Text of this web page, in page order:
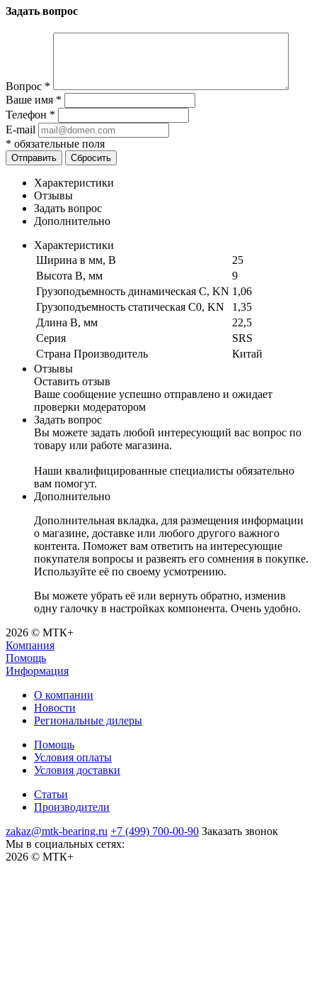
Задать вопрос
Вопрос *
Ваше имя *
Телефон *
E-mail
* обязательные поля
Отправить Сбросить
Характеристики
Отзывы
Задать вопрос
Дополнительно
Характеристики
Ширина в мм, B
25
Высота B, мм
9
Грузоподъемность динамическая C, KN 1,06
Грузоподъемность статическая C0, KN
1,35
Длина B, мм
22,5
Серия
SRS
Страна Производитель
Китай
Отзывы
Оставить отзыв
Ваше сообщение успешно отправлено и ожидает
проверки модератором
Задать вопрос
Вы можете задать любой интересующий вас вопрос по
товару или работе магазина.
Наши квалифицированные специалисты обязательно
вам помогут.
Дополнительно
Дополнительная вкладка, для размещения информации
о магазине, доставке или любого другого важного
контента. Поможет вам ответить на интересующие
покупателя вопросы и развеять его сомнения в покупке.
Используйте её по своему усмотрению.
Вы можете убрать её или вернуть обратно, изменив
одну галочку в настройках компонента. Очень удобно.
2026 © МТК+
Компания
Помощь
Информация
О компании
Новости
Региональные дилеры
Помощь
Условия оплаты
Условия доставки
Статьи
Производители
zakaz@mtk-bearing.ru +7 (499) 700-00-90 Заказать звонок
Мы в социальных сетях:
2026 © МТК+